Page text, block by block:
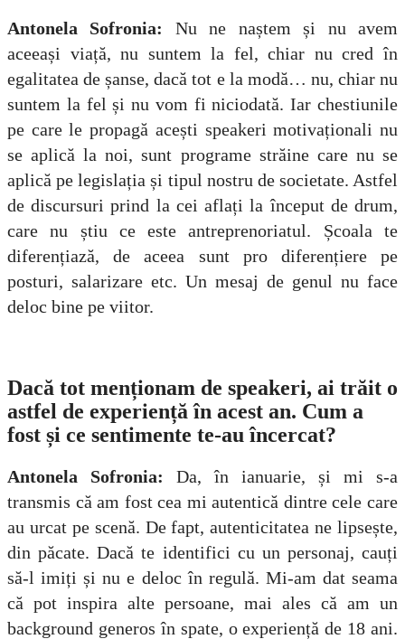
Antonela Sofronia: Nu ne naștem și nu avem
aceeași viață, nu suntem la fel, chiar nu cred în
egalitatea de șanse, dacă tot e la modă… nu, chiar nu
suntem la fel și nu vom fi niciodată. Iar chestiunile
pe care le propagă acești speakeri motivaționali nu
se aplică la noi, sunt programe străine care nu se
aplică pe legislația și tipul nostru de societate. Astfel
de discursuri prind la cei aflați la început de drum,
care nu știu ce este antreprenoriatul. Școala te
diferențiază, de aceea sunt pro diferențiere pe
posturi, salarizare etc. Un mesaj de genul nu face
deloc bine pe viitor.
Dacă tot menționam de speakeri, ai trăit o
astfel de experiență în acest an. Cum a
fost și ce sentimente te-au încercat?
Antonela Sofronia: Da, în ianuarie, și mi s-a
transmis că am fost cea mi autentică dintre cele care
au urcat pe scenă. De fapt, autenticitatea ne lipsește,
din păcate. Dacă te identifici cu un personaj, cauți
să-l imiți și nu e deloc în regulă. Mi-am dat seama
că pot inspira alte persoane, mai ales că am un
background generos în spate, o experiență de 18 ani.